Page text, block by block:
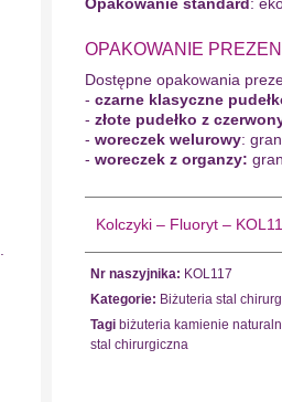
OPAKOWANIE
Dostępne opakowania
-czarne klasyczne
-złote pudełko z
-woreczek welurowy:
-woreczek z organzy:
Kolczyki – Fluoryt –
Nr naszyjnika: KOL117
Kategorie: Biżuteria stal
Tagi biżuteria kamienie
stal chirurgiczna